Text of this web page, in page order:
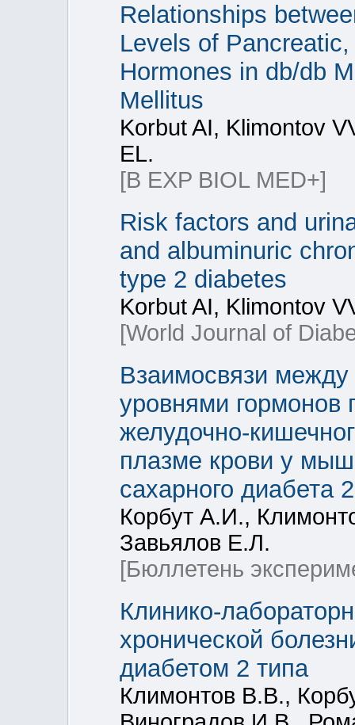
Relationships
Levels of
Hormones in db/db
Mellitus
Korbut AI, Klimontov
EL.
[B EXP BIOL MED+]
Risk factors and
and albuminuric
type 2 diabetes
Korbut AI, Klimontov
[World Journal of
Взаимосвязи
уровнями гормонов
желудочно-
плазме крови у
сахарного диабета
Корбут А.И.,
Завьялов Е.Л.
[Бюллетень
Клинико-
хронической
диабетом 2 типа
Климонтов В.В.,